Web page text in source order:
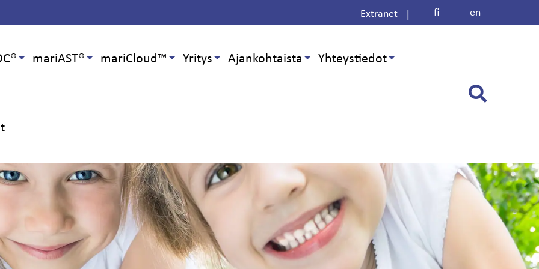
Extranet fi en
mariAST® mariCloud™ Yritys Ajankohtaista Yhteystiedot